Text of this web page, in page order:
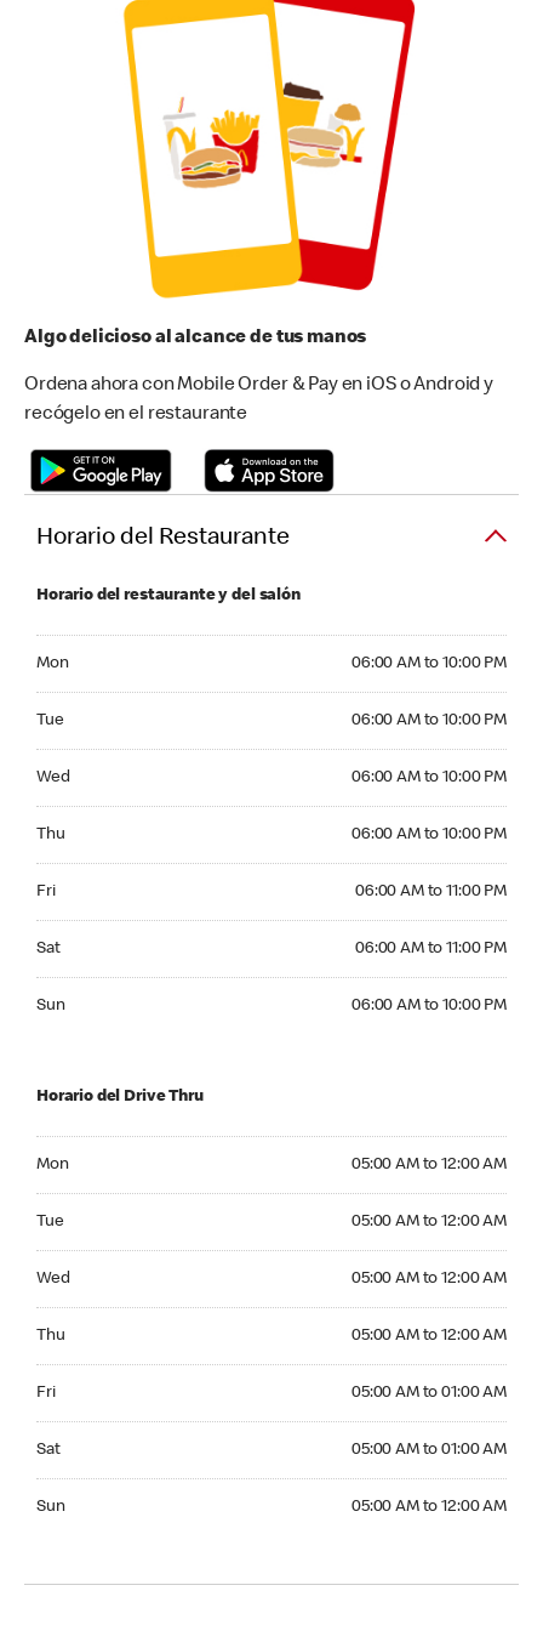
Algo delicioso al alcance de tus manos
Ordena ahora con Mobile Order & Pay en iOS o Android y
recógelo en el restaurante
Horario del Restaurante
Horario del restaurante y del salón
Mon 06:00 AM to 10:00 PM
Tue 06:00 AM to 10:00 PM
Wed 06:00 AM to 10:00 PM
Thu 06:00 AM to 10:00 PM
Fri 06:00 AM to 11:00 PM
Sat 06:00 AM to 11:00 PM
Sun 06:00 AM to 10:00 PM
Horario del Drive Thru
Mon 05:00 AM to 12:00 AM
Tue 05:00 AM to 12:00 AM
Wed 05:00 AM to 12:00 AM
Thu 05:00 AM to 12:00 AM
Fri 05:00 AM to 01:00 AM
Sat 05:00 AM to 01:00 AM
Sun 05:00 AM to 12:00 AM